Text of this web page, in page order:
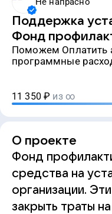
Поддержка
Фонд
Поможем Оплатить административные и
программные
11 350 ₽ из ∞
О проекте
Фонд
средства на
организации.
закрыть траты